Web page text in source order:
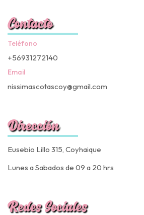
Contacto
Teléfono
+56931272140
Email
nissimascotascoy@gmail.com
Dirección
Eusebio Lillo 315, Coyhaique
Lunes a Sabados de 09 a 20 hrs
Redes Sociales